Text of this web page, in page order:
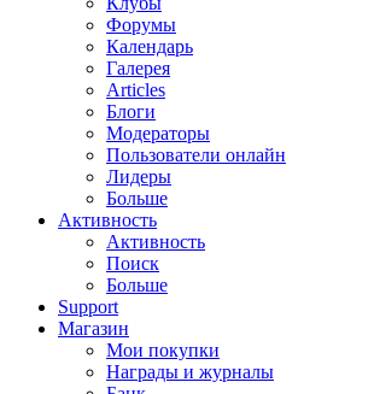
Форумы
Календарь
Галерея
Articles
Блоги
Модераторы
Пользователи онлайн
Лидеры
Больше
Активность
Активность
Поиск
Больше
Support
Магазин
Мои покупки
Награды и журналы